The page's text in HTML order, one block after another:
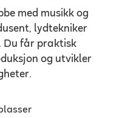
med musikk og
lydtekniker
Du får praktisk
og utvikler